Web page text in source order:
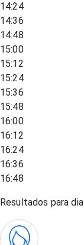
14:24
14:36
14:48
15:00
15:12
15:24
15:36
15:48
16:00
16:12
16:24
16:36
16:48
Resultados para dia